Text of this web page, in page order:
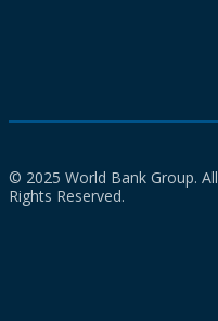
© 2025 World Bank Group. All
Rights Reserved.